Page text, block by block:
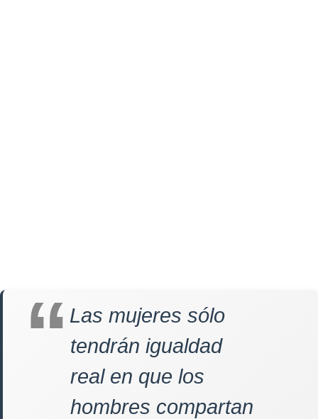
Las mujeres sólo
tendrán igualdad
real en que los
hombres compartan